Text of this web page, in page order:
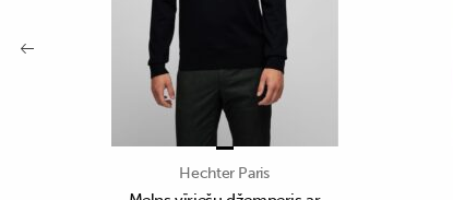
Hechter Paris